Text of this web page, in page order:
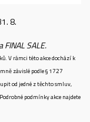
8.
FINAL SALE.
V rámci této akce dochází k
závislé podle § 1727
od jedné z těchto smluv,
podmínky akce najdete